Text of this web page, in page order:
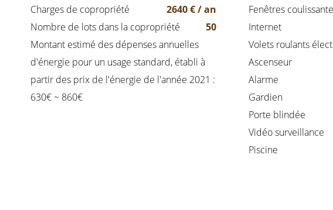
Charges de copropriété
2640 € / an
Nombre de lots dans la copropriété
50
Montant estimé des dépenses annuelles
d'énergie pour un usage standard, établi à
partir des prix de l'énergie de l'année 2021 :
630€ ~ 860€
Fenêtres
Internet
Volets roulants
Ascenseur
Alarme
Gardien
Porte blindée
Vidéo surveillance
Piscine